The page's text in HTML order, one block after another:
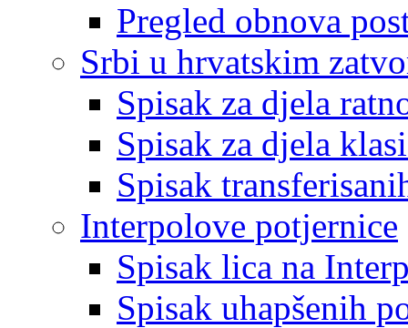
Pregled obnova
Srbi u hrvatskim
Spisak za djela
Spisak za djela
Spisak
Interpolove potjernice
Spisak lica na
Spisak uhapšenih